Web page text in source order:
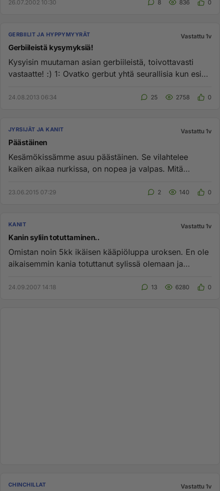
26.07.2002 10:30 8 836 0
GERBIILIT JA HYPPYMYYRÄT Vastattu 1v
Gerbiileistä kysymyksiä!
Kysyisin muutaman asian gerbiileistä, toivottavasti
vastaatte! :) 1: Ovatko gerbut yhtä seurallisia kun esim.
24.08.2013 06:34 25 2758 0
JYRSIJÄT JA KANIT Vastattu 1v
Päästäinen
Kesämökissämme asuu päästäinen. Se vilahtelee
kaiken aikaa nurkissa, on nopea ja valpas. Mitä
23.06.2015 07:29 2 140 0
KANIT Vastattu 1v
Kanin syliin totuttaminen..
Omistan noin 5kk ikäisen kääpiöluppa uroksen. En ole
aikaisemmin kania totuttanut sylissä olemaan ja
24.09.2007 14:18 13 6280 0
CHINCHILLAT Vastattu 1v